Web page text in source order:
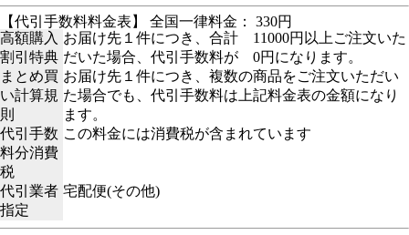
【代引手数料料金表】 全国一律料金： 330円
高額購入
割引特典
お届け先１件につき、合計 11000円以上ご注文いた
だいた場合、代引手数料が 0円になります。
まとめ買
い計算規
則
お届け先１件につき、複数の商品をご注文いただい
た場合でも、代引手数料は上記料金表の金額になり
ます。
代引手数
料分消費
税
この料金には消費税が含まれています
代引業者
指定
宅配便(その他)